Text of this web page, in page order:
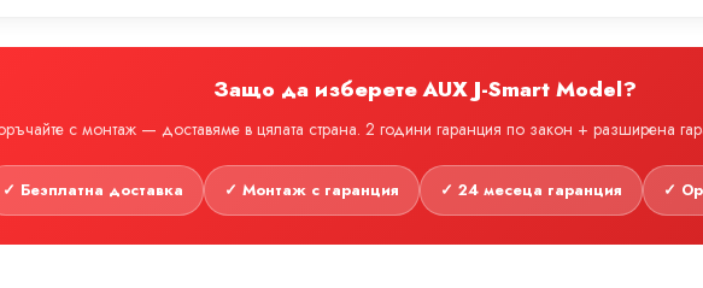
Защо да изберете AUX J-Smart Model?
с монтаж — доставяме в цялата страна. 2 години гаранция по закон + разширена
✓ Безплатна доставка ✓ Монтаж с гаранция ✓ 24 месеца гаранция ✓